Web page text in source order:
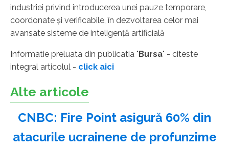
industriei privind introducerea unei pauze temporare,
coordonate şi verificabile, în dezvoltarea celor mai
avansate sisteme de inteligenţă artificială
Informatie preluata din publicatia "Bursa" - citeste
integral articolul - click aici
Alte articole
CNBC: Fire Point asigură 60% din
atacurile ucrainene de profunzime